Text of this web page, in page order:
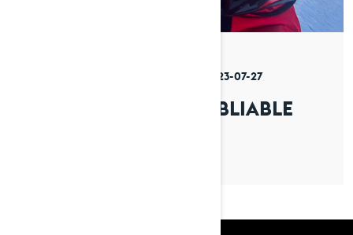
Publié le 2023-07-27
UNE AVENTURE INOUBLIABLE